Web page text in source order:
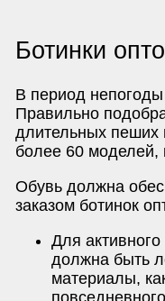
Ботинки
В период
Правильно
длительных пеших
более 60 моделей,
Обувь должна
заказом ботинок
Для
должна быть
материалы,